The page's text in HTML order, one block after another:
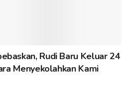
Rudi Baru Keluar 24
Menyekolahkan Kami